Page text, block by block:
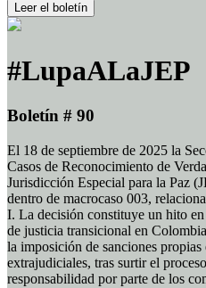
Leer el boletín
#LupaALaJEP
Boletín # 90
El 18 de septiembre de 2025 la
Casos de Reconocimiento de
Jurisdicción Especial para la Paz
dentro de macrocaso 003,
I. La decisión constituye un hito
de justicia transicional en
la imposición de sanciones propias
extrajudiciales, tras surtir el
responsabilidad por parte de los